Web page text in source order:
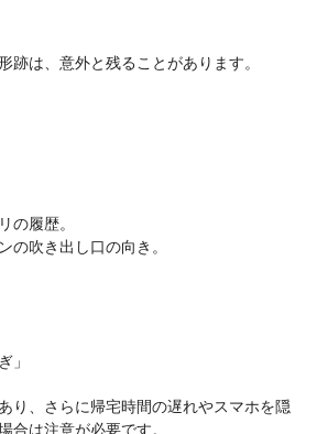
跡は、意外と残ることがあります。
の履歴。
の吹き出し口の向き。
」
り、さらに帰宅時間の遅れやスマホを隠
合は注意が必要です。